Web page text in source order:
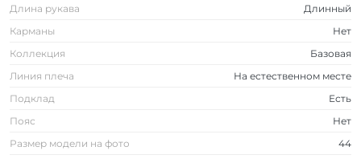
Длина рукава
Длинный
Карманы
Нет
Коллекция
Базовая
Линия плеча
На естественном месте
Подклад
Есть
Пояс
Нет
Размер модели на фото
44